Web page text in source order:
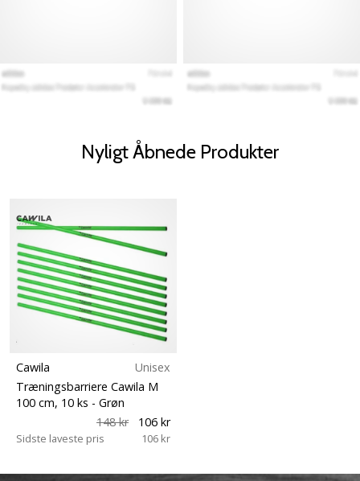
Nyligt Åbnede Produkter
Cawila
Unisex
Træningsbarriere Cawila M
100 cm, 10 ks - Grøn
148 kr
106 kr
Sidste laveste pris 106 kr